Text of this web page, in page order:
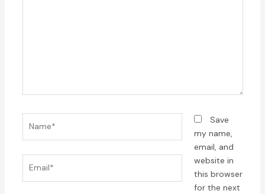
Save
my name,
email, and
website in
this browser
for the next